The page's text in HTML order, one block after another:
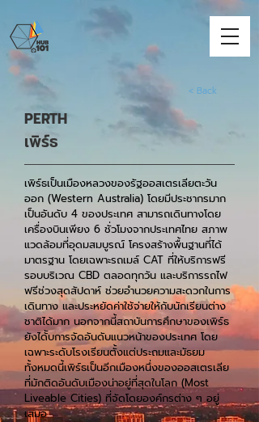
PERTH
< Back
เพิร์ธ
เพิร์ธเป็นเมือง​หลวงของรัฐออสเตรเลียตะวัน
ออก (Western Australia) โดยมีประชากรมาก
เป็นอันดับ 4 ของประเทศ สามารถเดินทางโดย
เครื่องบินเพียง 6 ชั่วโมงจากประเทศไทย สภาพ
แวดล้อมที่อุดมสมบูรณ์ โครงสร้างพื้นฐานที่ได้
มาตรฐาน โดยเฉพาะรถเมล์ CAT ที่ให้บริการฟรี
รอบบริเวณ CBD ตลอดทุกวัน และบริการรถไฟ
ฟรีช่วงสุดสัปดาห์ ช่วยอำนวยความสะดวกในการ
เดินทาง และประหยัดค่าใช้จ่ายให้กับนักเรียนต่าง
ชาติได้มาก นอกจากนี้สถาบันการศึกษาของเพิร์ธ
ยังได้ับการจัดอันดับแนวหน้าของประเทศ โดย
เฉพาะระดับโรงเรียนตั้งแต่ประถมและมัธยม
ทั้งหมดนี้เพิร์ธเป็นอีกเมืองหนึ่งของออสเตรเลีย
ที่มักติดอันดับเมืองน่าอยู่ที่สุดในโลก (Most
Liveable Cities) ที่จัดโดยองค์กรต่าง ๆ อยู่
เสมอ